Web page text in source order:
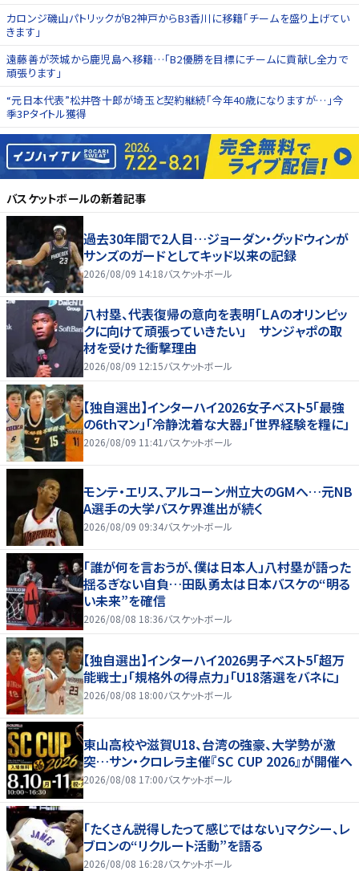
カロンジ磯山パトリックがB2神戸からB3香川に移籍「チームを盛り上げてい
きます」
遠藤善が茨城から鹿児島へ移籍…「B2優勝を目標にチームに貢献し全力で
頑張ります」
“元日本代表”松井啓十郎が埼玉と契約継続「今年40歳になりますが…」今
季3Pタイトル獲得
バスケットボールの新着記事
過去30年間で2人目…ジョーダン・グッドウィンが
サンズのガードとしてキッド以来の記録
2026/08/09 14:18バスケットボール
八村塁、代表復帰の意向を表明「ＬＡのオリンピッ
クに向けて頑張っていきたい」 サンジャポの取
材を受けた衝撃理由
2026/08/09 12:15バスケットボール
【独自選出】インターハイ2026女子ベスト5「最強
の6thマン」「冷静沈着な大器」「世界経験を糧に」
2026/08/09 11:41 バスケットボール
モンテ・エリス、アルコーン州立大のGMへ…元NB
A選手の大学バスケ界進出が続く
2026/08/09 09:34バスケットボール
「誰が何を言おうが、僕は日本人」八村塁が語った
揺るぎない自負…田臥勇太は日本バスケの“明る
い未来”を確信
2026/08/08 18:36バスケットボール
【独自選出】インターハイ2026男子ベスト5「超万
能戦士」「規格外の得点力」「U18落選をバネに」
2026/08/08 18:00バスケットボール
東山高校や滋賀U18、台湾の強豪、大学勢が激
突…サン・クロレラ主催『SC CUP 2026』が開催へ
2026/08/08 17:00バスケットボール
「たくさん説得したって感じではない」マクシー、レ
ブロンの“リクルート活動”を語る
2026/08/08 16:28バスケットボール